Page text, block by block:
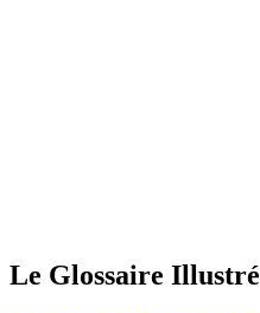
Le Glossaire Illustré